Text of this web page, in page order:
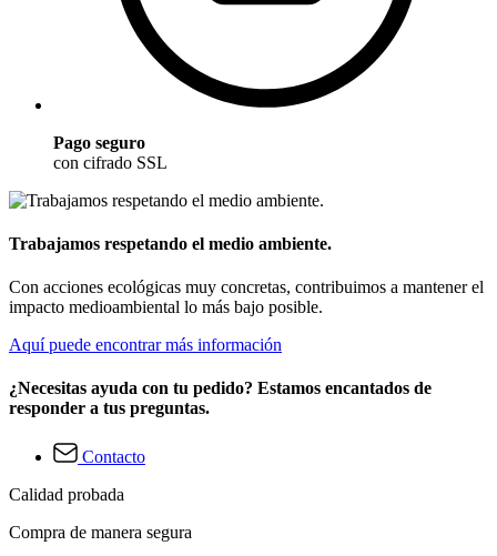
Pago seguro
con cifrado SSL
Trabajamos respetando el medio ambiente.
Con acciones ecológicas muy concretas, contribuimos a mantener el
impacto medioambiental lo más bajo posible.
Aquí puede encontrar más información
¿Necesitas ayuda con tu pedido? Estamos encantados de
responder a tus preguntas.
Contacto
Calidad probada
Compra de manera segura